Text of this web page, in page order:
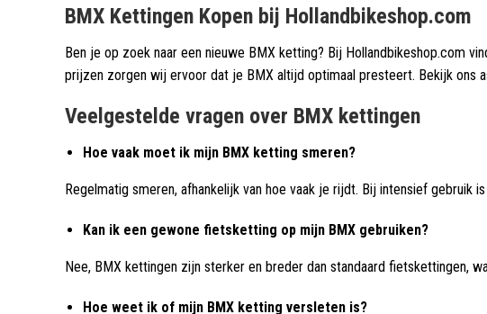
BMX Kettingen Kopen bij Hollandbikeshop.com
Ben je op zoek naar een nieuwe BMX ketting? Bij Hollandbikeshop.com
prijzen zorgen wij ervoor dat je BMX altijd optimaal presteert. Bekijk ons
Veelgestelde vragen over BMX kettingen
Hoe vaak moet ik mijn BMX ketting smeren?
Regelmatig smeren, afhankelijk van hoe vaak je rijdt. Bij intensief
Kan ik een gewone fietsketting op mijn BMX gebruiken?
Nee, BMX kettingen zijn sterker en breder dan standaard fietskettingen,
Hoe weet ik of mijn BMX ketting versleten is?